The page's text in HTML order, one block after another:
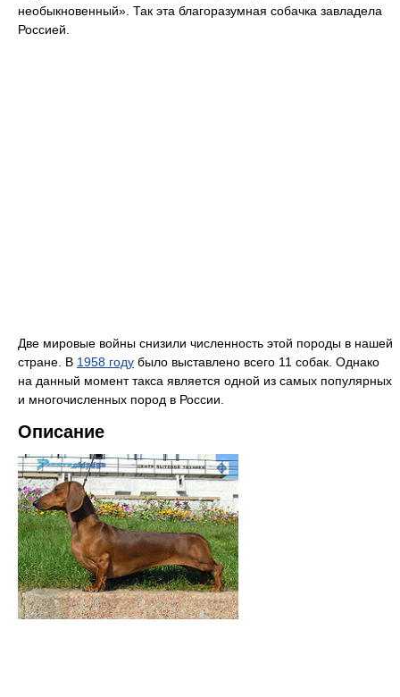
необыкновенный». Так эта благоразумная собачка завладела
Россией.
Две мировые войны снизили численность этой породы в нашей
стране. В 1958 году было выставлено всего 11 собак. Однако
на данный момент такса является одной из самых популярных
и многочисленных пород в России.
Описание